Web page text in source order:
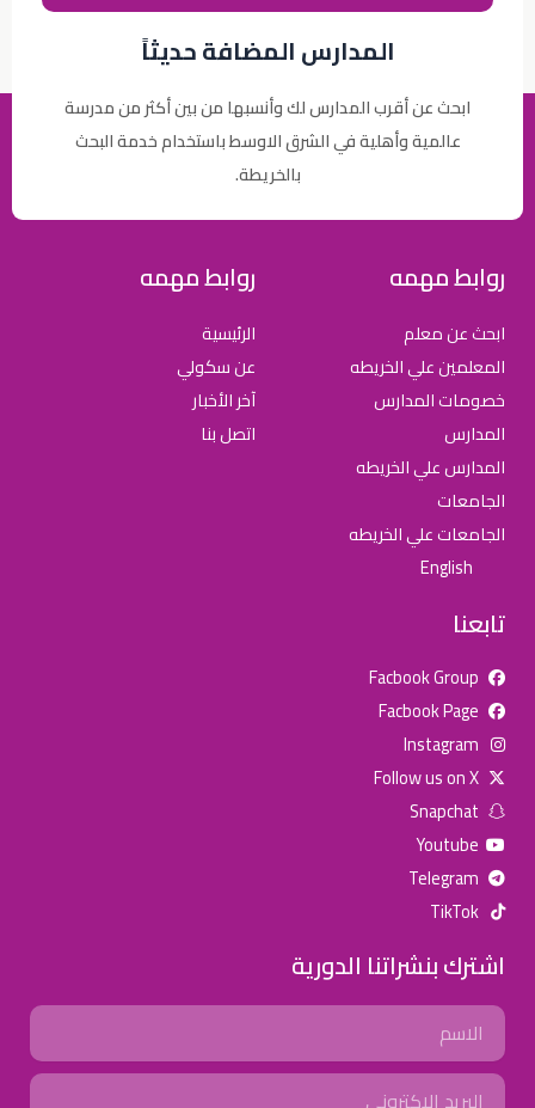
المدارس المضافة حديثاً
ابحث عن أقرب المدارس لك وأنسبها من بين أكثر من مدرسة
عالمية وأهلية في الشرق الاوسط باستخدام خدمة البحث
بالخريطة.
روابط مهمه
ابحث عن معلم
المعلمين علي الخريطه
خصومات المدارس
المدارس
المدارس علي الخريطه
الجامعات
الجامعات علي الخريطه
English
روابط مهمه
الرئيسية
عن سكولي
آخر الأخبار
اتصل بنا
تابعنا
Facbook Group
Facbook Page
Instagram
Follow us on X
Snapchat
Youtube
Telegram
TikTok
اشترك بنشراتنا الدورية
Name
Email
للإعلان على منصة سكولي وجروب مدارس عالمية وأهلية يشرفنا
جروب فيسبوك
تويتر (X) سناب شات يوتيوب